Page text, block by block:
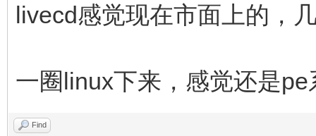
livecd感觉现在市面上的，
一圈linux下来，感觉还是
Find